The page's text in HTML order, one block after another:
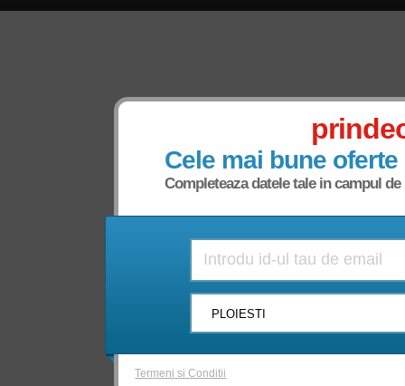
Cele mai bune
Completeaza datele tale in campul
Termeni si Conditii